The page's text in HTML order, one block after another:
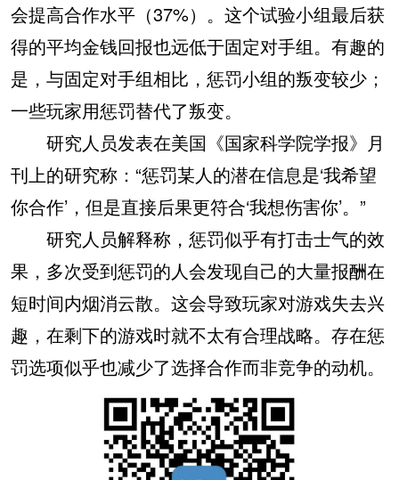
会提高合作水平（37%）。这个试验小组最后获
得的平均金钱回报也远低于固定对手组。有趣的
是，与固定对手组相比，惩罚小组的叛变较少；
一些玩家用惩罚替代了叛变。
研究人员发表在美国《国家科学院学报》月
刊上的研究称：“惩罚某人的潜在信息是‘我希望
你合作’，但是直接后果更符合‘我想伤害你’。”
研究人员解释称，惩罚似乎有打击士气的效
果，多次受到惩罚的人会发现自己的大量报酬在
短时间内烟消云散。这会导致玩家对游戏失去兴
趣，在剩下的游戏时就不太有合理战略。存在惩
罚选项似乎也减少了选择合作而非竞争的动机。